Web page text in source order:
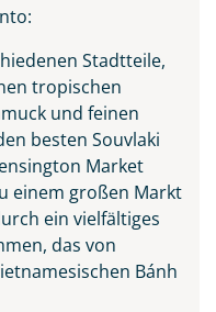
Stadtteile,
tropischen
und feinen
besten Souvlaki
Market
einem großen Markt
ein vielfältiges
das von
Bánh